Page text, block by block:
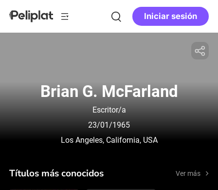
Iniciar sesión
Brian G. McFarland
Escritor/a
23/01/1965
Los Angeles, California, USA
Títulos más conocidos Ver más